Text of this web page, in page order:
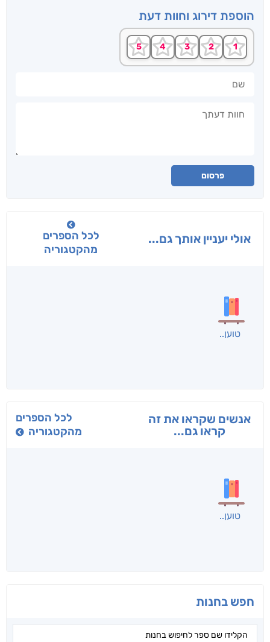
הוספת דירוג וחוות דעת
פרסום
אולי יעניין אותך גם...
לכל הספרים
מהקטגוריה
בפנוכו
חני שאטן
תרדמת
א. פ.
אנשים שקראו את זה